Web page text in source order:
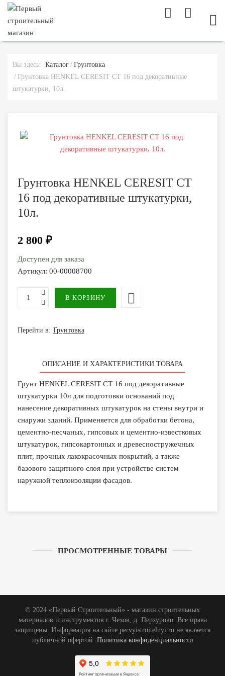
Вы здесь: Каталог
Грунтовка
Грунтовка HENKEL CERESIT CT 16 под декоративные
штукатурки, 10л.
Грунтовка HENKEL CERESIT CT
16 под декоративные штукатурки,
10л.
2 800 ₽
Доступен для заказа
Артикул: 00-00008700
Перейти в: Грунтовка
ОПИСАНИЕ И ХАРАКТЕРИСТИКИ ТОВАРА
Грунт HENKEL CERESIT CT 16 под декоративные
штукатурки 10л для подготовки оснований под
нанесение декоративных штукатурок на стены внутри и
снаружи зданий. Применяется для обработки бетона,
цементно-песчаных, гипсовых и цементно-известковых
штукатурок, гипсокартонных и древесностружечных
плит, прочных лакокрасочных покрытий, а также
базового защитного слоя при устройстве систем
наружной теплоизоляции фасадов.
ПРОСМОТРЕННЫЕ ТОВАРЫ
© 2024 «Первый Строительный» - магазин строительных
материалов и инструментов г. Чехов, д. Перхурово. Все права
защищены. Информация на сайте pervyistroitelnyi.ru не является
публичной офертой. Политика конфиденциальности